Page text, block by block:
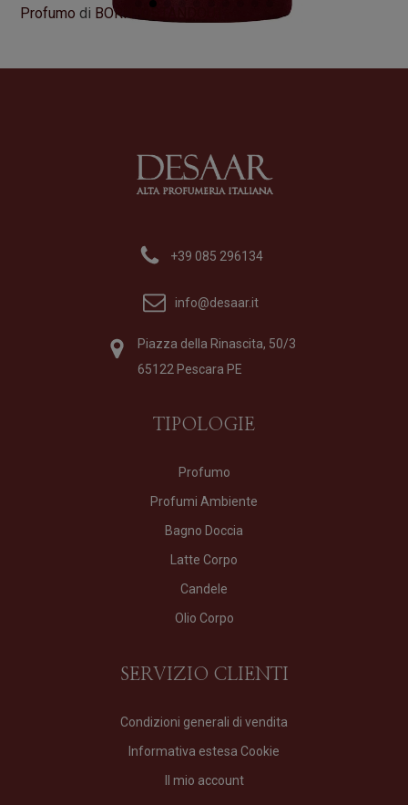
Profumo di BORNTOSTANDOUT
+39 085 296134
info@desaar.it
Piazza della Rinascita, 50/3
65122 Pescara PE
TIPOLOGIE
Profumo
Profumi Ambiente
Bagno Doccia
Latte Corpo
Candele
Olio Corpo
SERVIZIO CLIENTI
Condizioni generali di vendita
Informativa estesa Cookie
Il mio account